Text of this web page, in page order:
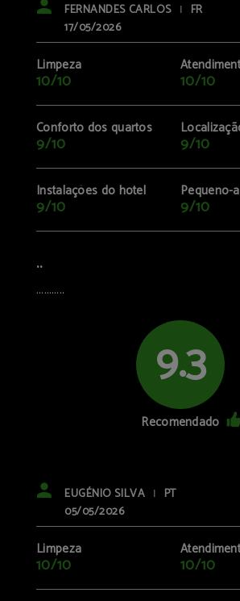
FERNANDES CARLOS |
FR
17/05/2026
Limpeza
10/10 10/10
Conforto dos quartos
9/10 9/10
Instalações do hotel
9/10
Pequeno-
9/10
..
...........
9.3
Recomendado
EUGÉNIO SILVA |
PT
05/05/2026
Limpeza
10/10 10/10